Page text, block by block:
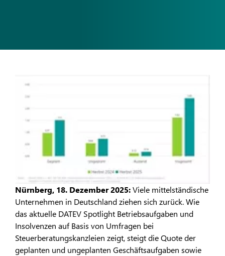
Nürnberg, 18. Dezember 2025:Viele mittelständische
Unternehmen in Deutschland ziehen sich zurück. Wie
das aktuelle DATEV Spotlight Betriebsaufgaben und
Insolvenzen auf Basis von Umfragen bei
Steuerberatungskanzleien zeigt, steigt die Quote der
geplanten und ungeplanten Geschäftsaufgaben sowie